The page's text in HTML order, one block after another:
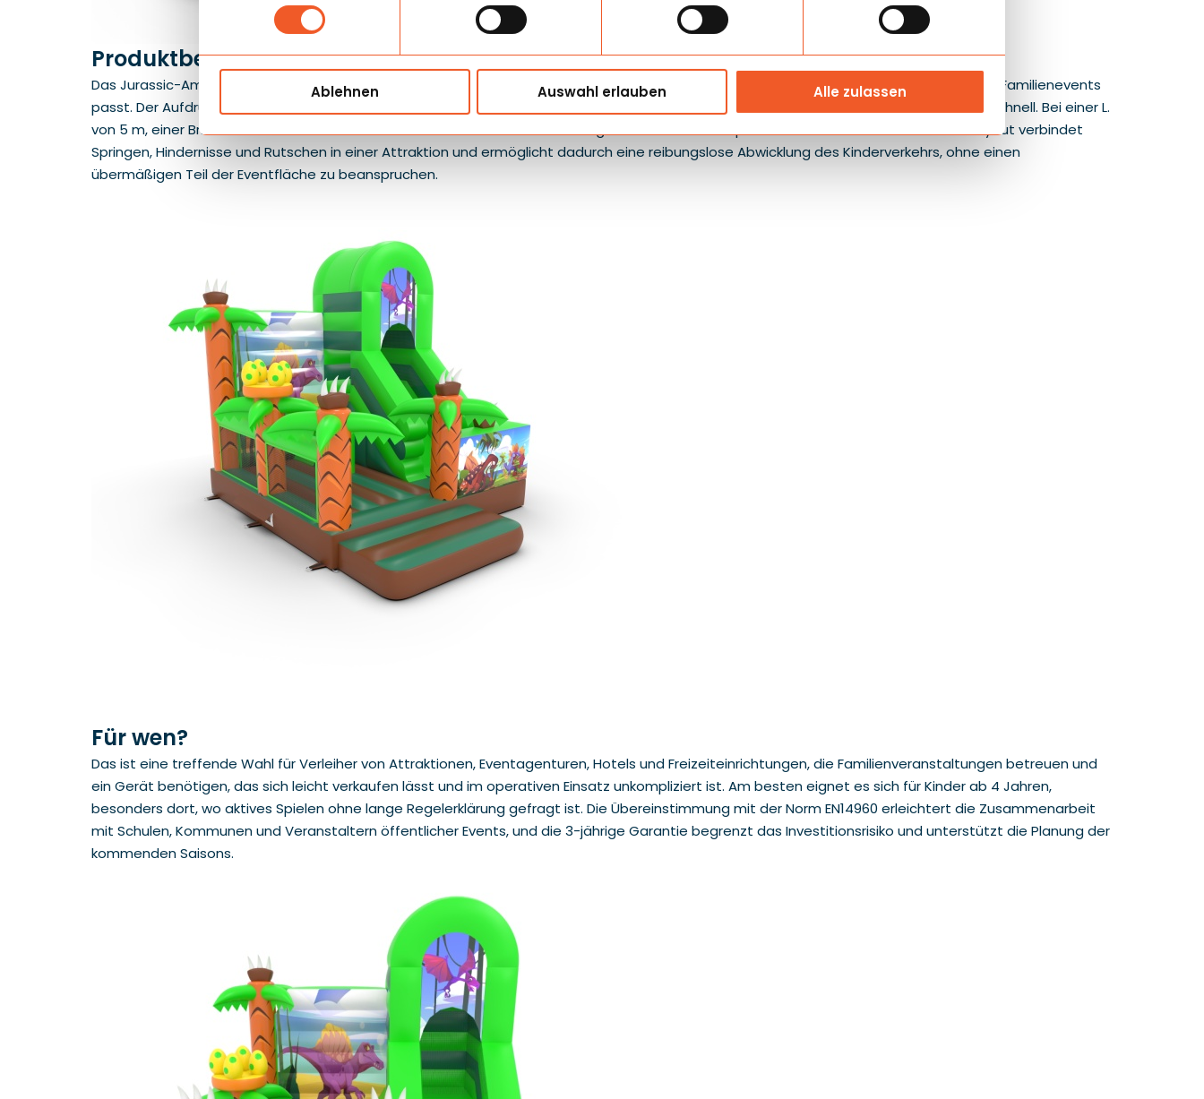
Ablehnen Auswahl erlauben Alle zulassen
Produktbeschreibung
Das Jurassic-Ambiente mit Dinosauriern, Palmen und natürlichen Farben zeigt sofort, dass die Attraktion zu Geburtstagen, Picknicks und Familienevents
passt. Der Aufdruck hebt die Hüpfburg sowohl im Angebot als auch am Veranstaltungsort hervor, und Kinder erkennen das Spielthema schnell. Bei einer L.
von 5 m, einer Br. von 4 m und einer H. von 4 m bildet die Konstruktion einen gut sichtbaren Mittelpunkt der Kinderzone. Das Combo-Layout verbindet
Springen, Hindernisse und Rutschen in einer Attraktion und ermöglicht dadurch eine reibungslose Abwicklung des Kinderverkehrs, ohne einen
übermäßigen Teil der Eventfläche zu beanspruchen.
Für wen?
Das ist eine treffende Wahl für Verleiher von Attraktionen, Eventagenturen, Hotels und Freizeiteinrichtungen, die Familienveranstaltungen betreuen und
ein Gerät benötigen, das sich leicht verkaufen lässt und im operativen Einsatz unkompliziert ist. Am besten eignet es sich für Kinder ab 4 Jahren,
besonders dort, wo aktives Spielen ohne lange Regelerklärung gefragt ist. Die Übereinstimmung mit der Norm EN14960 erleichtert die Zusammenarbeit
mit Schulen, Kommunen und Veranstaltern öffentlicher Events, und die 3-jährige Garantie begrenzt das Investitionsrisiko und unterstützt die Planung der
kommenden Saisons.